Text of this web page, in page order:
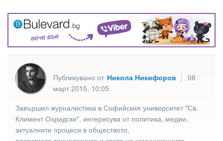
Публикувано от Никола Никифоров
06
март 2015, 10:05
Завършил журналистика в Софийския университет "Св.
Климент Охридски", интересува от политика, медии,
актуалните процеси в обществото,